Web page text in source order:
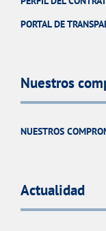
PORTAL DE
Nuestros
NUESTROS
Actualidad